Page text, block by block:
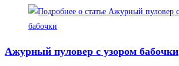
Ажурный пуловер с узором бабочки